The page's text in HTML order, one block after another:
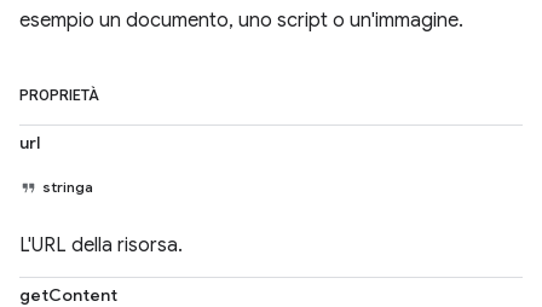
esempio un documento, uno script o un'immagine.
PROPRIETÀ
url
stringa
L'URL della risorsa.
getContent